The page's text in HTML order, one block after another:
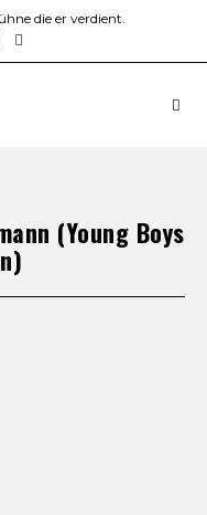
die er verdient.
(Young Boys